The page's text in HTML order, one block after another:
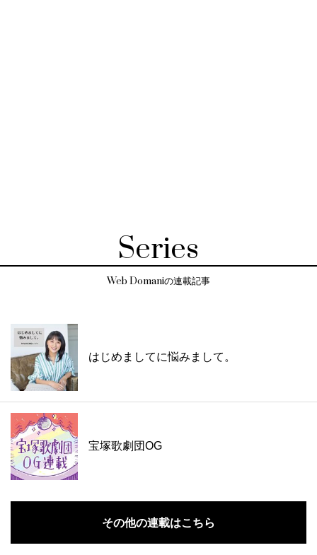
Series
Web Domaniの連載記事
はじめましてに悩みまして。
宝塚歌劇団OG
その他の連載はこちら